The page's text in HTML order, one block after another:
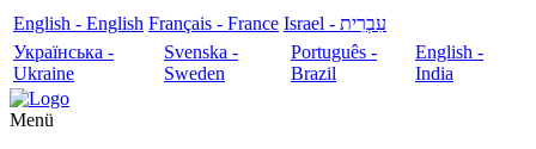
English - English Français - France
עִבְרִית - Israel
Українська -
Ukraine
Svenska -
Sweden
Português -
Brazil
English -
India
Menü